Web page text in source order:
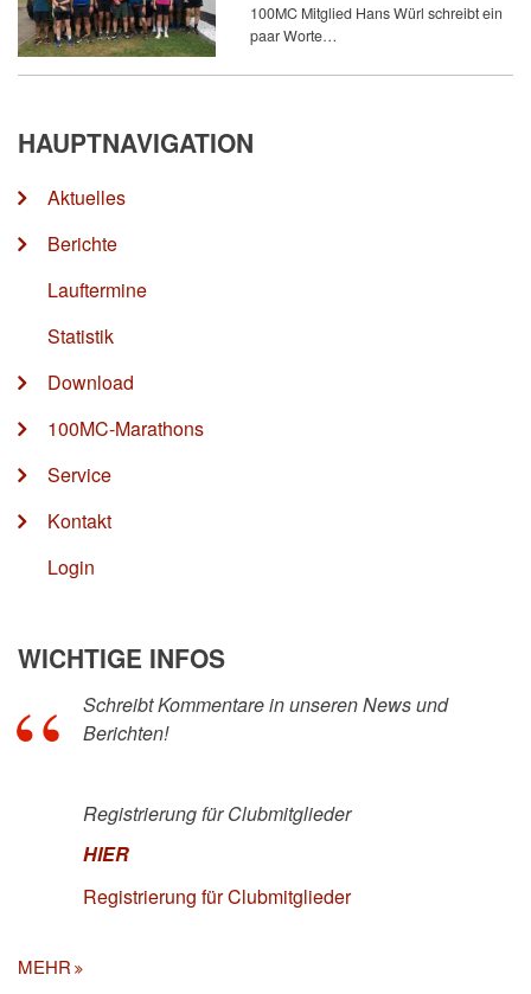
100MC Mitglied Hans Würl schreibt ein
paar Worte…
HAUPTNAVIGATION
Aktuelles
Berichte
Lauftermine
Statistik
Download
100MC-Marathons
Service
Kontakt
Login
WICHTIGE INFOS
Schreibt Kommentare in unseren News und
Berichten!
Registrierung für Clubmitglieder
HIER
Registrierung für Clubmitglieder
MEHR